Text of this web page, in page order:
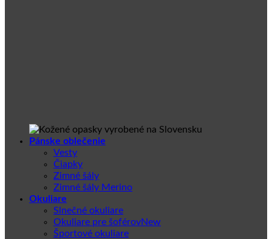
Pánske oblečenie
Vesty
Čiapky
Zimné šály
Zimné šály Merino
Okuliare
Slnečné okuliare
Okuliare pre šoférov
Športové okuliare